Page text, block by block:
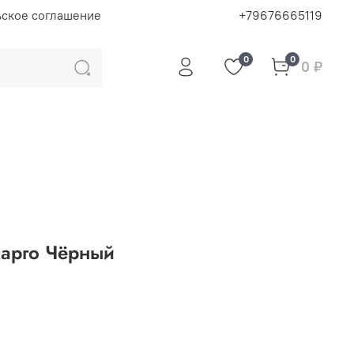
соглашение +79676665119
0 0 0 ₽
Чёрный